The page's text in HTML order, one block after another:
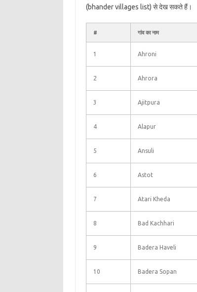
(bhander villages list) से देख सकते हैं।
# गांव का नाम
1 Ahroni
2 Ahrora
3 Ajitpura
4 Alapur
5 Ansuli
6 Astot
7 Atari Kheda
8 Bad Kachhari
9 Badera Haveli
10 Badera Sopan